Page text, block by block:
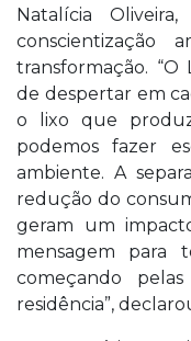
Natalícia
conscientização
transformação. “O
de despertar em
o lixo que
podemos fazer
ambiente. A
redução do
geram um
mensagem para
começando
residência”,